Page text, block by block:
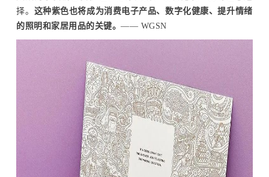
择。 这种紫色也将成为消费电子产品、数字化健康、提升情绪
的照明和家居用品的关键。—— WGSN